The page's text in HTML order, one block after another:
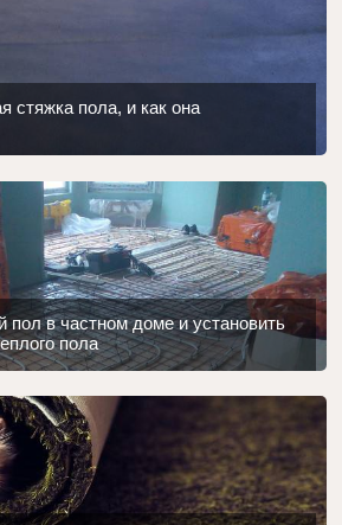
стяжка пола, и как она
пол в частном доме и установить
пола